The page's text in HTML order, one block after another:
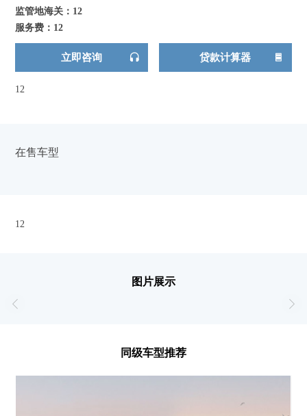
监管地海关：12
服务费：12
立即咨询 贷款计算器
12
在售车型
12
图片展示
同级车型推荐